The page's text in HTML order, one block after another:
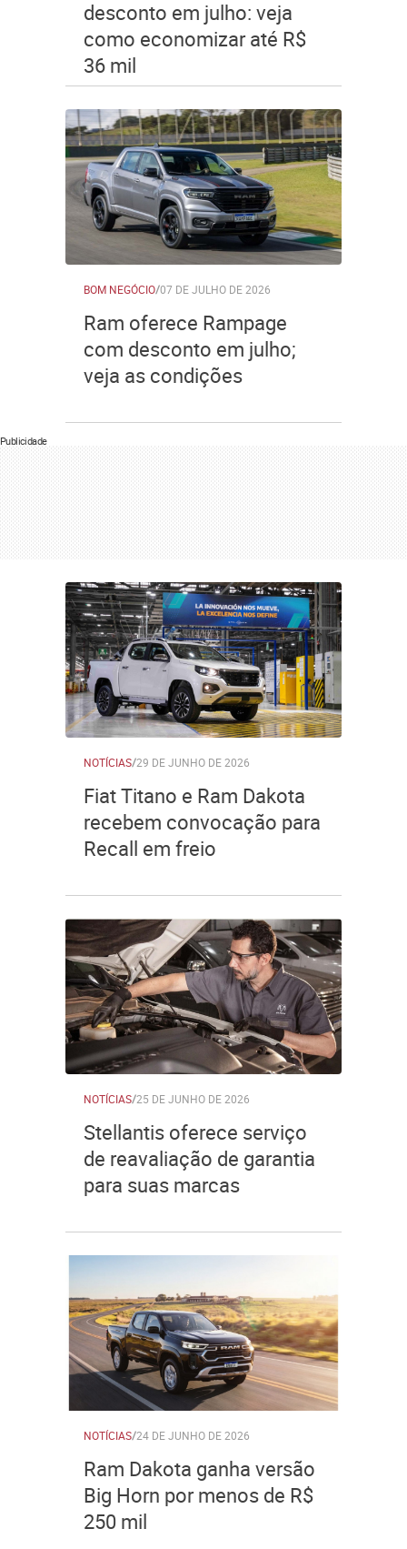
desconto em julho: veja
como economizar até R$
36 mil
BOM NEGÓCIO/07 DE JULHO DE 2026
Ram oferece Rampage
com desconto em julho;
veja as condições
Publicidade
NOTÍCIAS/29 DE JUNHO DE 2026
Fiat Titano e Ram Dakota
recebem convocação para
Recall em freio
NOTÍCIAS/25 DE JUNHO DE 2026
Stellantis oferece serviço
de reavaliação de garantia
para suas marcas
NOTÍCIAS/24 DE JUNHO DE 2026
Ram Dakota ganha versão
Big Horn por menos de R$
250 mil